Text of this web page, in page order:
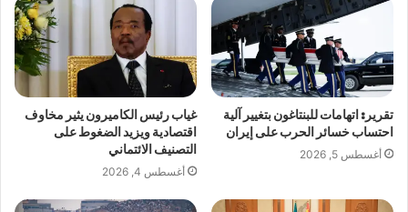
تقرير: اتهامات للبنتاغون بتغيير آلية
احتساب خسائر الحرب على إيران
أغسطس 5, 2026
غياب رئيس الكاميرون يثير مخاوف
اقتصادية ويزيد الضغوط على
التصنيف الائتماني
أغسطس 4, 2026